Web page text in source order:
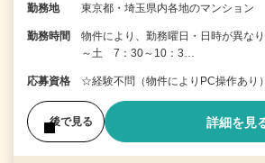
勤務地 東京都・埼玉県内各地のマンション
勤務時間
物件により、勤務曜日・日時が異な
～土 7：30～10：3…
応募資格 ☆経験不問（物件によりPC操作あり）
後で見る 詳細を見